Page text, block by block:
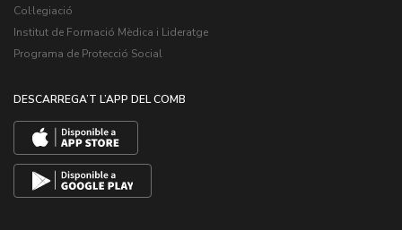
Col·legiació
Institut de Formació Mèdica i Lideratge
Programa de Protecció Social
DESCARREGA’T L’APP DEL COMB